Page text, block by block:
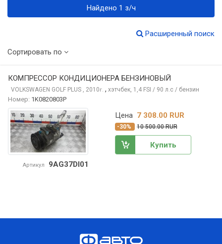
Найдено 1 з/ч
Расширенный поиск
Сортировать по
КОМПРЕССОР КОНДИЦИОНЕРА БЕНЗИНОВЫЙ
VOLKSWAGEN GOLF PLUS , 2010г. , хэтчбек, 1,4 FSI / 90 л.с / бензин
Номер: 1K0820803P
Артикул 9AG37DI01
Цена 7 308.00 RUR
-30% 10 500.00 RUR
Купить